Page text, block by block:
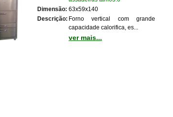
Dimensão: 63x59x140
Descrição: Forno vertical com grande
capacidade calorifica, es...
ver mais...